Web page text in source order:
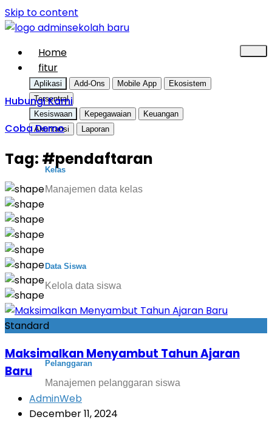
Skip to content
Home
fitur
Aplikasi Add-Ons Mobile App
Ekosistem
Tersentral
Kesiswaan
Kepegawaian
Keuangan
Akuntansi
Laporan
Kelas
Manajemen data kelas
Data Siswa
Kelola data siswa
Pelanggaran
Manajemen pelanggaran siswa
Hubungi Kami
Coba Demo
Tag: #pendaftaran
Standard
Maksimalkan Menyambut Tahun Ajaran
Baru
AdminWeb
December 11, 2024